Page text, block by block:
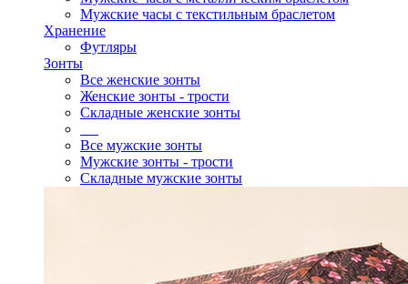
Мужские часы с текстильным браслетом
Хранение
Футляры
Зонты
Все женские зонты
Женские зонты - трости
Складные женские зонты
Все мужские зонты
Мужские зонты - трости
Складные мужские зонты